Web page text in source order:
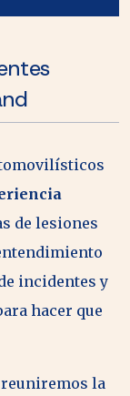
de lesiones
incidentes y
hacer que
la